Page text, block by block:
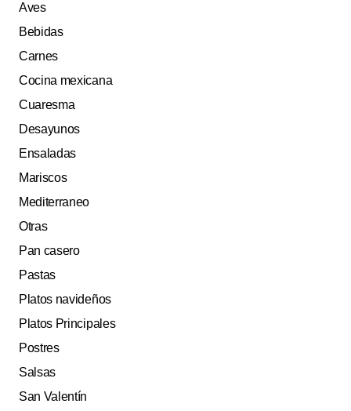
Aves
Bebidas
Carnes
Cocina mexicana
Cuaresma
Desayunos
Ensaladas
Mariscos
Mediterraneo
Otras
Pan casero
Pastas
Platos navideños
Platos Principales
Postres
Salsas
San Valentín